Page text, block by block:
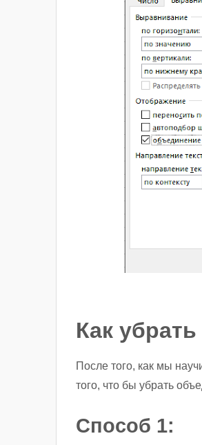
Как
После того, как мы
того, что бы убрать
Способ 1: